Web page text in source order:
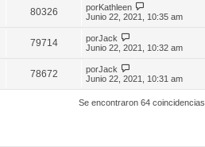
80326 porKathleen
Junio 22, 2021, 10:35 am
79714 porJack
Junio 22, 2021, 10:32 am
78672 porJack
Junio 22, 2021, 10:31 am
Se encontraron 64 coincidencias